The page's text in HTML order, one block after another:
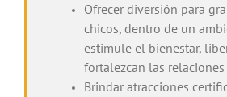
Ofrecer diversión para
chicos, dentro de un
estimule el bienestar,
fortalezcan las
Brindar atracciones